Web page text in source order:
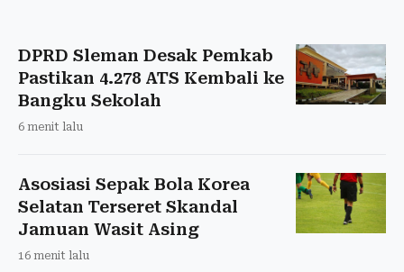
DPRD Sleman Desak Pemkab
Pastikan 4.278 ATS Kembali ke
Bangku Sekolah
6 menit lalu
Asosiasi Sepak Bola Korea
Selatan Terseret Skandal
Jamuan Wasit Asing
16 menit lalu